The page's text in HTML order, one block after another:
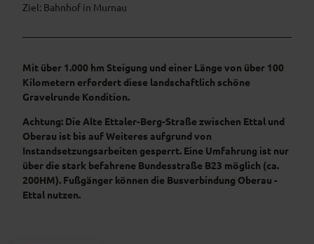
Ziel: Bahnhof in Murnau
Mit über 1.000 hm Steigung und einer Länge von über 100
Kilometern erfordert diese landschaftlich schöne
Gravelrunde Kondition.
Achtung: Die Alte Ettaler-Berg-Straße zwischen Ettal und
Oberau ist bis auf Weiteres aufgrund von
Instandsetzungsarbeiten gesperrt. Eine Umfahrung ist nur
über die stark befahrene Bundesstraße B23 möglich (ca.
200HM). Fußgänger können die Busverbindung Oberau -
Ettal nutzen.